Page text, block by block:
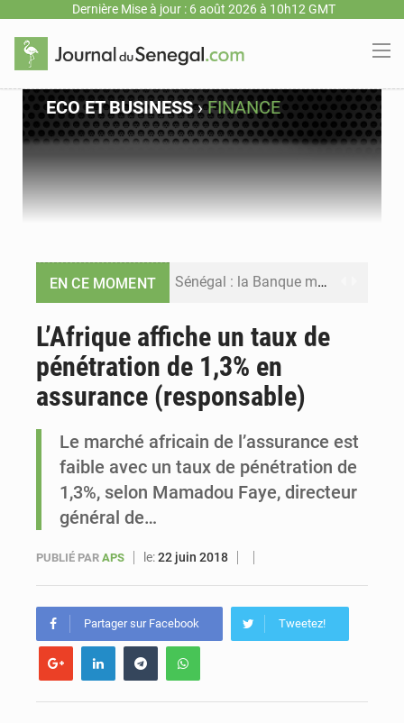
Dernière Mise à jour : 6 août 2026 à 10h12 GMT
ECO ET BUSINESS›FINANCE
EN CE MOMENT Sénégal : la Banque mondiale annonce un financement de 340 milliards FCFA pour soutenir les priorités de la Vision Sénégal 2050
Sénégal : la presse salue le nouvel appui financier de la Banque mondiale
Sénégal : Ousmane Diagne prêtera serment le 11 août comme président du Conseil constitutionnel
L’Afrique affiche un taux de
pénétration de 1,3% en
assurance (responsable)
Le marché africain de l’assurance est
faible avec un taux de pénétration de
1,3%, selon Mamadou Faye, directeur
général de…
PUBLIÉ PAR APS le:22 juin 2018
Partager sur Facebook Tweetez!